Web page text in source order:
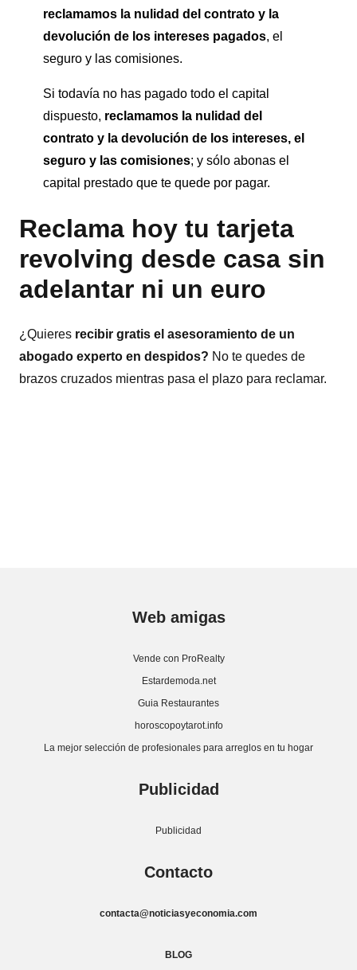
reclamamos la nulidad del contrato y la
devolución de los intereses pagados, el
seguro y las comisiones.
Si todavía no has pagado todo el capital
dispuesto, reclamamos la nulidad del
contrato y la devolución de los intereses, el
seguro y las comisiones; y sólo abonas el
capital prestado que te quede por pagar.
Reclama hoy tu tarjeta
revolving desde casa sin
adelantar ni un euro
¿Quieres recibir gratis el asesoramiento de un
abogado experto en despidos? No te quedes de
brazos cruzados mientras pasa el plazo para reclamar.
Web amigas
Vende con ProRealty
Estardemoda.net
Guia Restaurantes
horoscopoytarot.info
La mejor selección de profesionales para arreglos en tu hogar
Publicidad
Publicidad
Contacto
contacta@noticiasyeconomia.com
BLOG